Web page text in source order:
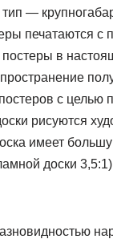
—
печатаются
в
с целью
рисуются
имеет
доски